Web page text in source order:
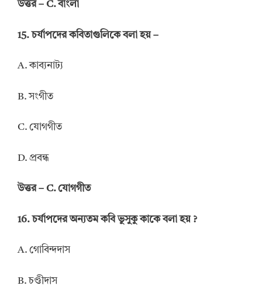
উত্তর – C. বাংলা
15. চর্যাপদের কবিতাগুলিকে বলা হয় –
A. কাব্যনাট্য
B. সংগীত
C. যোগগীত
D. প্রবন্ধ
উত্তর – C. যোগগীত
16. চর্যাপদের অন্যতম কবি ভুসুকু কাকে বলা হয় ?
A. গোবিন্দদাস
B. চণ্ডীদাস